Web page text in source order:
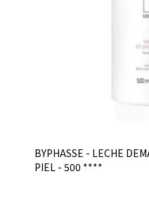
BYPHASSE - LECHE
PIEL - 500 ****